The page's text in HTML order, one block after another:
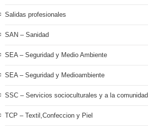
Salidas profesionales
SAN – Sanidad
SEA – Seguridad y Medio Ambiente
SEA – Seguridad y Medioambiente
SSC – Servicios socioculturales y a la comunidad
TCP – Textil,Confeccion y Piel